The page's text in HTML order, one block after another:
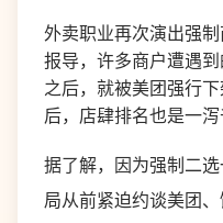
外卖职业再次演出强
报导，许多商户遭遇
之后，就被美团强行
后，店肆排名也是一泻
据了解，因为强制二
局从前紧迫约谈美团